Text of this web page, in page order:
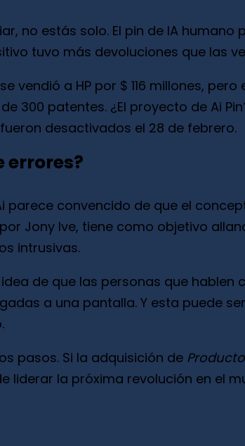
no estás solo. El pin de IA
tuvo más devoluciones que las
vendió a HP por $ 116 millones,
300 patentes. ¿El proyecto de Ai
desactivados el 28 de febrero.
errores?
parece convencido de que el
Jony Ive, tiene como objetivo
intrusivas.
de que las personas que
a una pantalla. Y esta puede
pasos. Si la adquisición de
liderar la próxima revolución en el